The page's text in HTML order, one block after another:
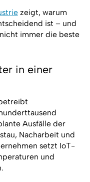
zeigt, warum
ist – und
immer die beste
in einer
Ausfälle der
Nacharbeit und
setzt IoT-
und